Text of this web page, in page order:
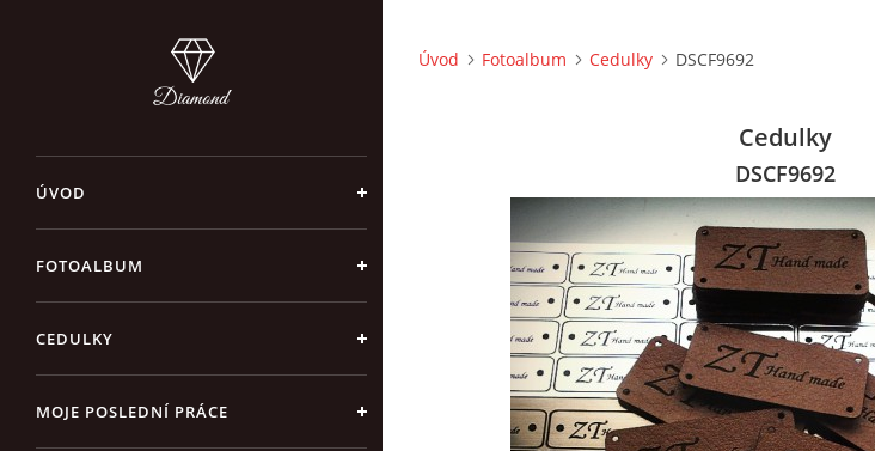
ÚVOD
FOTOALBUM
CEDULKY
MOJE POSLEDNÍ PRÁCE
Úvod Fotoalbum Cedulky DSCF9692
Cedulky
DSCF9692